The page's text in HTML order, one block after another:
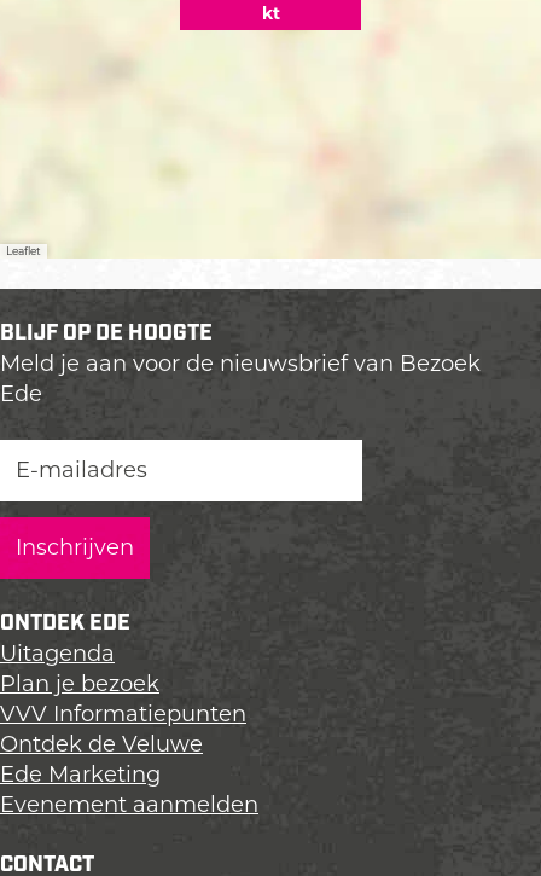
kt
Leaflet
BLIJF OP DE HOOGTE
Meld je aan voor de nieuwsbrief van Bezoek
Ede
ONTDEK EDE
Uitagenda
Plan je bezoek
VVV Informatiepunten
Ontdek de Veluwe
Ede Marketing
Evenement aanmelden
CONTACT